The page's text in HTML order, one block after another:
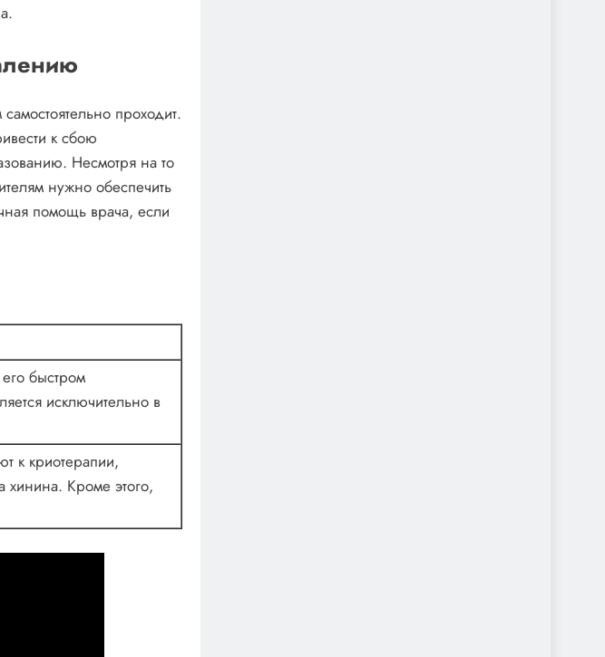
проходит.
к сбою
Несмотря на то
нужно обеспечить
помощь врача, если
быстром
исключительно в
к криотерапии,
хинина. Кроме этого,